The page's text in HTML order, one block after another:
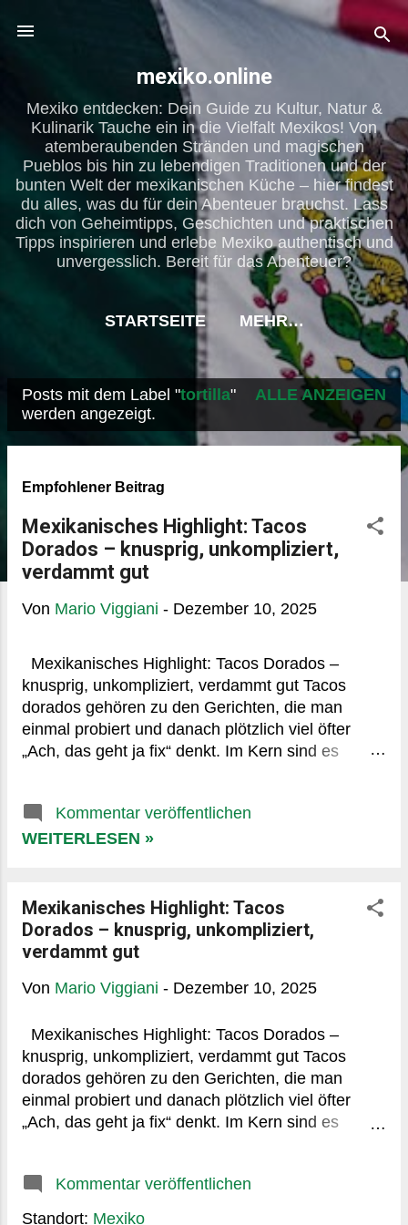
Direkt zum Hauptbereich
mexiko.online
Mexiko entdecken: Dein Guide zu Kultur, Natur &
Kulinarik Tauche ein in die Vielfalt Mexikos! Von
atemberaubenden Stränden und magischen
Pueblos bis hin zu lebendigen Traditionen und der
bunten Welt der mexikanischen Küche – hier findest
du alles, was du für dein Abenteuer brauchst. Lass
dich von Geheimtipps, Geschichten und praktischen
Tipps inspirieren und erlebe Mexiko authentisch und
unvergesslich. Bereit für das Abenteuer?
STARTSEITE MEHR…
P
o
Posts mit dem Label "tortilla"
werden angezeigt.
ALLE ANZEIGEN
Empfohlener Beitrag
Mexikanisches Highlight: Tacos
Dorados – knusprig, unkompliziert,
verdammt gut
Von Mario Viggiani - Dezember 10, 2025
Mexikanisches Highlight: Tacos Dorados –
knusprig, unkompliziert, verdammt gut Tacos
dorados gehören zu den Gerichten, die man
einmal probiert und danach plötzlich viel öfter
„Ach, das geht ja fix“ denkt. Im Kern sind es
Kompliziertes. Aber diese Einfachheit täuscht –
denn der Geschmack hat ordentlich Wumms. Was
weich und saftig. Ein kleiner Gegensatz, der beim
Reinbeißen fast schon ein leises knack erzeugt.
Wenn man’s hört, weiß man: gelungen.
Hühnchen, Kartoffelpüree (ja, wirklich!) oder
genau diese Bodenständigkeit macht den Reiz
aus. Wer mag, legt noch etwas Käse dazu –
schmilzt schön, bindet die Füllung, macht
glücklich. Herkunft und Alltagstauglichkeit Tacos
dorados findet man quer durchs Land: auf...
Kommentar veröffentlichen
WEITERLESEN »
Mexikanisches Highlight: Tacos
Dorados – knusprig, unkompliziert,
verdammt gut
Von Mario Viggiani - Dezember 10, 2025
Mexikanisches Highlight: Tacos Dorados –
knusprig, unkompliziert, verdammt gut Tacos
dorados gehören zu den Gerichten, die man
einmal probiert und danach plötzlich viel öfter
„Ach, das geht ja fix“ denkt. Im Kern sind es
Kompliziertes. Aber diese Einfachheit täuscht –
denn der Geschmack hat ordentlich Wumms. Was
Kommentar veröffentlichen
Standort: Mexiko